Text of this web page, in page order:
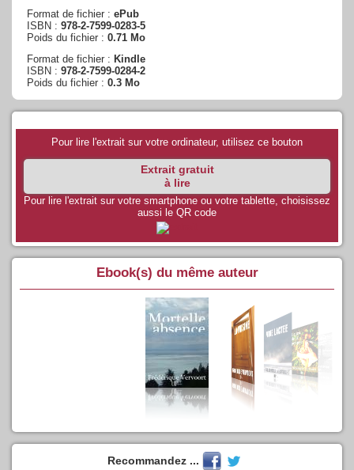
Format de fichier : ePub
ISBN : 978-2-7599-0283-5
Poids du fichier : 0.71 Mo
Format de fichier : Kindle
ISBN : 978-2-7599-0284-2
Poids du fichier : 0.3 Mo
Pour lire l'extrait sur votre ordinateur, utilisez ce bouton
Extrait gratuit
à lire
Pour lire l'extrait sur votre smartphone ou votre tablette, choisissez
aussi le QR code
Ebook(s) du même auteur
Recommandez ...